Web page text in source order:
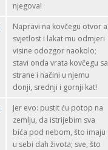
njegova!
Napravi na kovčegu otvor a
svjetlost i lakat mu odmjeri
visine odozgor naokolo;
stavi onda vrata kovčegu sa
strane i načini u njemu
donji, srednji i gornji kat!
Jer evo: pustit ću potop na
zemlju, da istrijebim sva
bića pod nebom, što imaju
u sebi dah života; sve, što